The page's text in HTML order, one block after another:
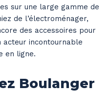
sur une large gamme de
de l’électroménager,
des accessoires pour
acteur incontournable
en ligne.
Boulanger